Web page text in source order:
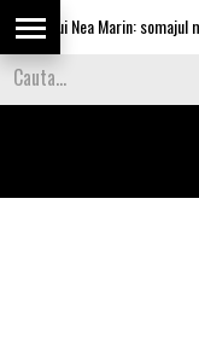
lui Nea Marin: somajul